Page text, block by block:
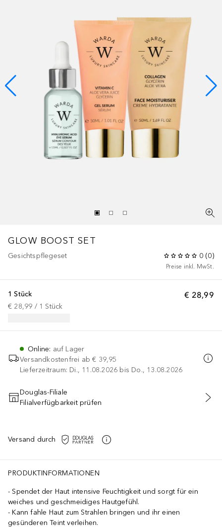
GLOW BOOST SET
Gesichtspflegeset 0 (0)
Preise inkl. MwSt.
€ 28,99
1 Stück
€ 28,99 / 1 Stück
Online: auf Lager
Versandkostenfrei ab € 39,95
Lieferzeitraum: Di., 11.08.2026 bis Do., 13.08.2026
IN DEN WARENKORB
Douglas-Filiale
Filialverfügbarkeit prüfen
Versand durch
PRODUKTINFORMATIONEN
Spendet der Haut intensive Feuchtigkeit und sorgt für ein
weiches und geschmeidiges Hautgefühl.
Kann fahle Haut zum Strahlen bringen und ihr einen
gesünderen Teint verleihen.